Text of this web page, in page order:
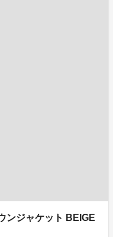
ンジャケット BEIGE